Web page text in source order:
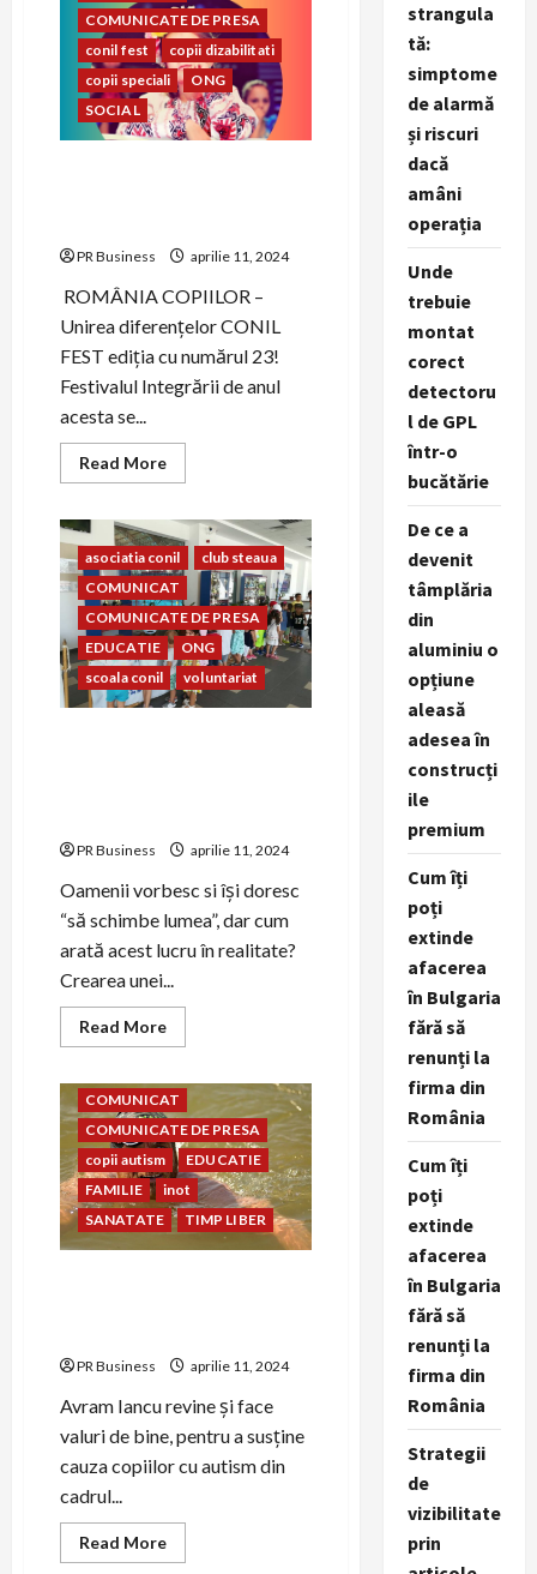
COMUNICATE DE PRESA
conil fest
copii dizabilitati
copii speciali
ONG
SOCIAL
PR Business aprilie 11, 2024
ROMÂNIA COPIILOR –
Unirea diferențelor CONIL
FEST ediția cu numărul 23!
Festivalul Integrării de anul
acesta se...
Read MoreRead
more
Fest
2023
–
FESTIVALUL
INTEGRĂRII
EDIȚIA
A
–
XXIII-
A
asociatia conil
club steaua
COMUNICAT
COMUNICATE DE PRESA
EDUCATIE
ONG
scoala conil
voluntariat
PR Business aprilie 11, 2024
Oamenii vorbesc si își doresc
“să schimbe lumea”, dar cum
arată acest lucru în realitate?
Crearea unei...
Read MoreRead
more
dintre
copiii
Clubului
Sportiv
Steaua
București
și
copiii
Școlii
COMUNICAT
COMUNICATE DE PRESA
copii autism
EDUCATIE
FAMILIE
inot
SANATATE
TIMP LIBER
PR Business aprilie 11, 2024
Avram Iancu revine și face
valuri de bine, pentru a susține
cauza copiilor cu autism din
cadrul...
Read MoreRead
more
strangula
tă:
simptome
de alarmă
și riscuri
dacă
amâni
operația
Unde
trebuie
montat
corect
detectoru
l de GPL
într-o
bucătărie
De ce a
devenit
tâmplăria
din
aluminiu o
opțiune
aleasă
adesea în
construcți
ile
premium
Cum îți
poți
extinde
afacerea
în Bulgaria
fără să
renunți la
firma din
România
Cum îți
poți
extinde
afacerea
în Bulgaria
fără să
renunți la
firma din
România
Strategii
de
vizibilitate
prin